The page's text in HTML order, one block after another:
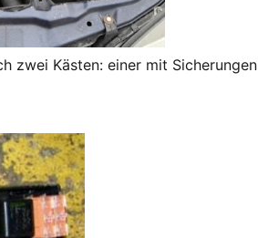
zwei Kästen: einer mit